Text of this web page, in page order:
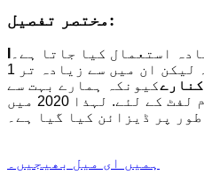
مختصر تفصیل:
استعمال کیا جاتا ہے۔
کنارے
ہمیں ای میل بھیجیں۔